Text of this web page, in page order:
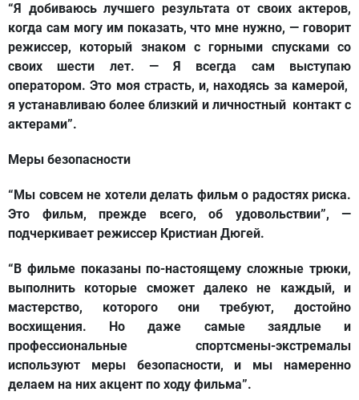
“Я добиваюсь лучшего результата от своих актеров,
когда сам могу им показать, что мне нужно, — говорит
режиссер, который знаком с горными спусками со
своих шести лет. — Я всегда сам выступаю
оператором. Это моя страсть, и, находясь за камерой,
я устанавливаю более близкий и личностный контакт с
актерами”.
Меры безопасности
“Мы совсем не хотели делать фильм о радостях риска.
Это фильм, прежде всего, об удовольствии”, —
подчеркивает режиссер Кристиан Дюгей.
“В фильме показаны по-настоящему сложные трюки,
выполнить которые сможет далеко не каждый, и
мастерство, которого они требуют, достойно
восхищения. Но даже самые заядлые и
профессиональные спортсмены-экстремалы
используют меры безопасности, и мы намеренно
делаем на них акцент по ходу фильма”.